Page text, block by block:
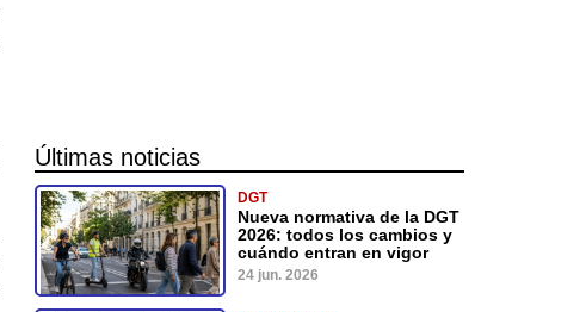
Últimas noticias
DGT
Nueva normativa de la DGT
2026: todos los cambios y
cuándo entran en vigor
24 jun. 2026